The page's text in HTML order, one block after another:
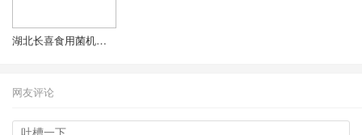
湖北长喜食用菌机械制造有限公司
网友评论